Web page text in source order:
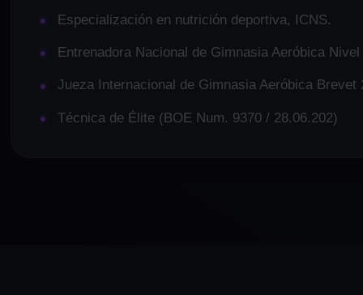
Especialización en nutrición deportiva, ICNS.
Entrenadora Nacional de Gimnasia Aeróbica Nivel
Jueza Internacional de Gimnasia Aeróbica Brevet
Técnica de Élite (BOE Num. 9370 / 28.06.202)